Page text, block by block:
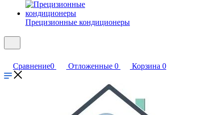
Прецизионные кондиционеры
Сравнение0 Отложенные 0 Корзина 0